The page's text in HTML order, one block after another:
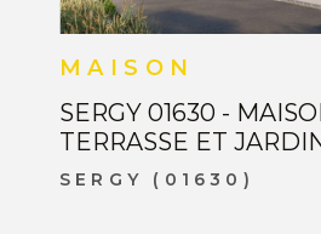
MAISON
SERGY 01630 -
TERRASSE ET
SERGY (01630)